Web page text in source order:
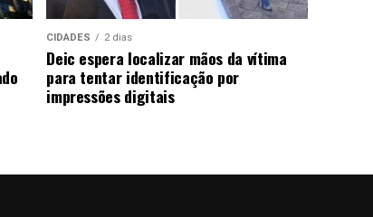
CIDADES 2 dias
Deic espera localizar mãos da vítima
para tentar identificação por
impressões digitais